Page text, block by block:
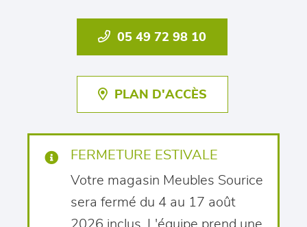
05 49 72 98 10
PLAN D'ACCÈS
FERMETURE ESTIVALE
Votre magasin Meubles Sourice
sera fermé du 4 au 17 août
2026 inclus. L'équipe prend une